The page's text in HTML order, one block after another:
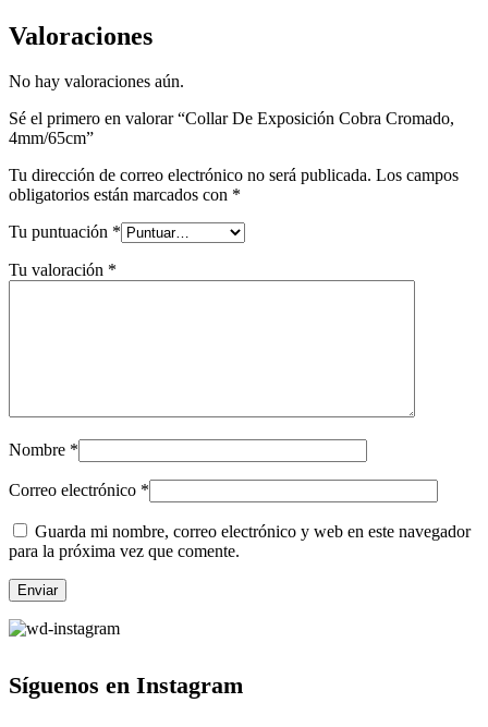
Valoraciones
No hay valoraciones aún.
Sé el primero en valorar “Collar De Exposición Cobra Cromado,
4mm/65cm”
Tu dirección de correo electrónico no será publicada. Los campos
obligatorios están marcados con *
Tu puntuación *
Tu valoración *
Nombre *
Correo electrónico *
Guarda mi nombre, correo electrónico y web en este navegador
para la próxima vez que comente.
Síguenos en Instagram